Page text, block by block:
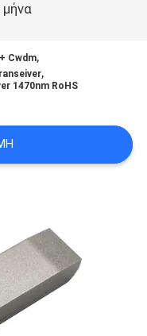
μήνα
Cwdm,
,
1470nm RoHS